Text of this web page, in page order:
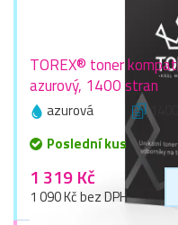
TOREX® toner
azurový, 1400 stran
azurová
Poslední kus
1 319 Kč
1 090 Kč bez DPH